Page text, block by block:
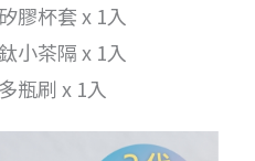
膠杯套 x 1入
小茶隔 x 1入
瓶刷 x 1入